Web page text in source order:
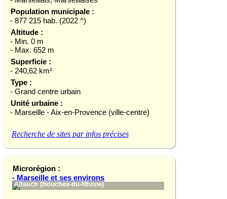
Population municipale :
- 877 215 hab. (2022 ^)
Altitude :
- Min. 0 m
- Max. 652 m
Superficie :
- 240,62 km²
Type :
- Grand centre urbain
Unité urbaine :
- Marseille - Aix-en-Provence (ville-centre)
Recherche de sites par infos précises
Microrégion :
- Marseille et ses environs
Allauch (Bouches-du-Rhône)